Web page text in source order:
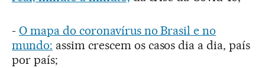
- O mapa do coronavírus no Brasil e no
mundo: assim crescem os casos dia a dia, país
por país;